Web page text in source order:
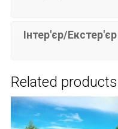
Інтер'єр/Екстер'єр
Related products